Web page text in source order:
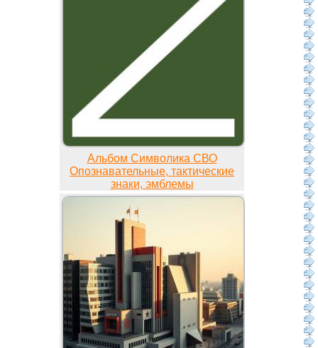
Альбом Символика СВО
Опознавательные, тактические
знаки, эмблемы